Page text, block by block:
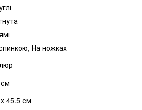
На ножках
45.5 см